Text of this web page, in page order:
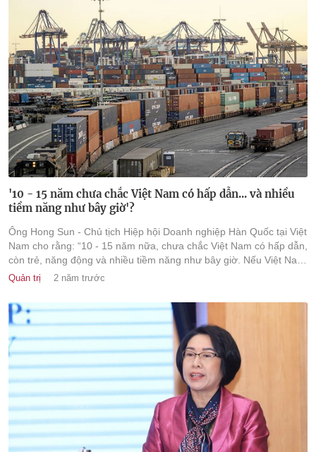
'10 - 15 năm chưa chắc Việt Nam có hấp dẫn... và nhiều
tiềm năng như bây giờ'?
Ông Hong Sun - Chủ tịch Hiệp hội Doanh nghiệp Hàn Quốc tại Việt
Nam cho rằng: “10 - 15 năm nữa, chưa chắc Việt Nam có hấp dẫn,
còn trẻ, năng động và nhiều tiềm năng như bây giờ. Nếu Việt Nam
không giải quyết nhanh khó khăn, vướng mắc từ bây giờ, thì sau
Quản trị 2 năm trước